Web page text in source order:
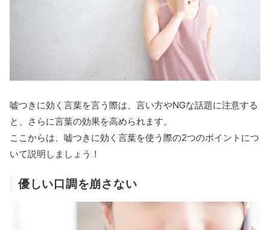
嘘つきに効く言葉を言う際は、言い方やNGな話題に注意する
と、さらに言葉の効果を高められます。
ここからは、嘘つきに効く言葉を使う際の2つのポイントにつ
いて説明しましょう！
優しい口調を崩さない